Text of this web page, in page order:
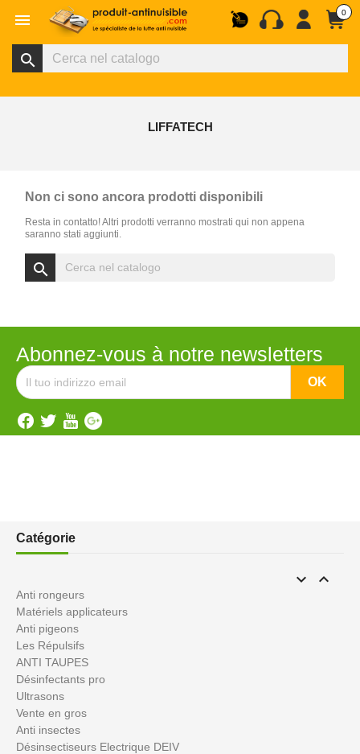
 0
search
LIFFATECH
Non ci sono ancora prodotti disponibili
Resta in contatto! Altri prodotti verranno mostrati qui non appena
saranno stati aggiunti.
search
Abonnez-vous à notre newsletters
Catégorie
 
Anti rongeurs
Matériels applicateurs
Anti pigeons
Les Répulsifs
ANTI TAUPES
Désinfectants pro
Ultrasons
Vente en gros
Anti insectes
Désinsectiseurs Electrique DEIV